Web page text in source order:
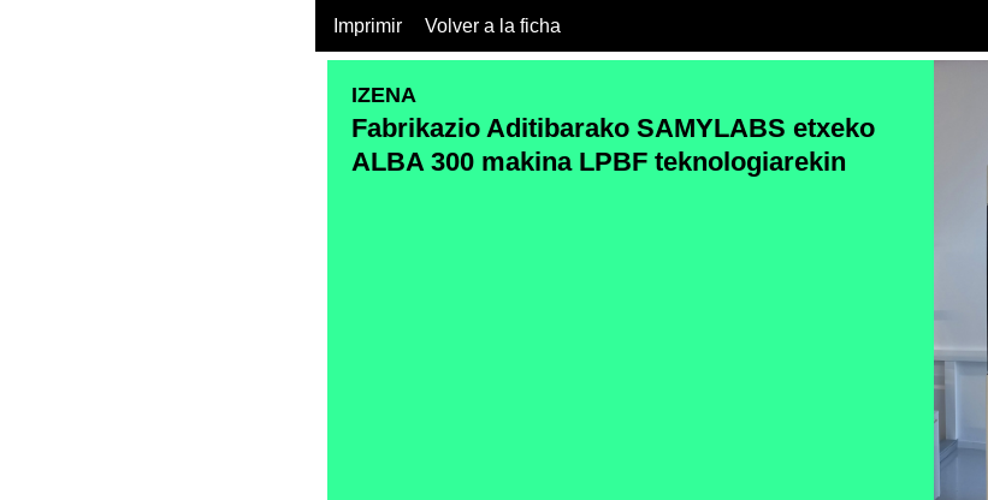
Imprimir Volver a la ficha
IZENA
Fabrikazio Aditibarako SAMYLABS etxeko
ALBA 300 makina LPBF teknologiarekin